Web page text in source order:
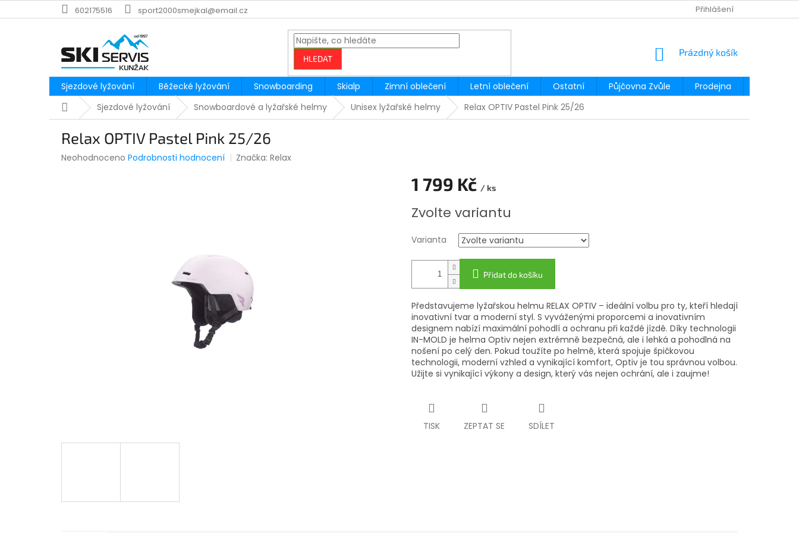
na
602175516 sport2000smejkal@email.cz Přihlášení
HLEDAT
NÁKUPNÍ
Prázdný košík
Sjezdové lyžování Běžecké lyžování Snowboarding Skialp Zimní oblečení Letní oblečení Ostatní Půjčovna Zvůle Prodejna
DomůSjezdové lyžování Snowboardové a lyžařské helmy Unisex lyžařské helmy Relax OPTIV Pastel Pink 25/26
Relax OPTIV Pastel Pink 25/26
Průměrné
Neohodnoceno Podrobnosti hodnocení Značka:Relax
1 799 Kč / ks
cena:
Zvolte variantu
Varianta
Přidat do košíku
Představujeme lyžařskou helmu RELAX OPTIV – ideální volbu pro ty, kteří hledají
inovativní tvar a moderní styl. S vyváženými proporcemi a inovativním
designem nabízí maximální pohodlí a ochranu při každé jízdě. Díky technologii
IN-MOLD je helma Optiv nejen extrémně bezpečná, ale i lehká a pohodlná na
nošení po celý den. Pokud toužíte po helmě, která spojuje špičkovou
technologii, moderní vzhled a vynikající komfort, Optiv je tou správnou volbou.
Užijte si vynikající výkony a design, který vás nejen ochrání, ale i zaujme!
TISK ZEPTAT SE SDÍLET